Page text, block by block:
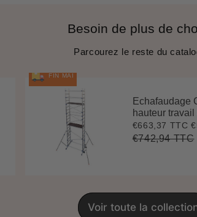
Besoin de plus de
Parcourez le reste du
FIN MAI
Echafaudage
hauteur travail
Prix
réduit
€663,37 TTC
Prix
€742,94 TTC
Voir toute la